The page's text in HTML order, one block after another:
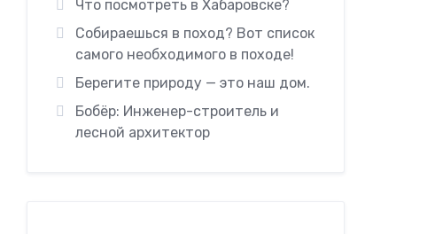
Что посмотреть в Хабаровске?
Собираешься в поход? Вот список
самого необходимого в походе!
Берегите природу — это наш дом.
Бобёр: Инженер-строитель и
лесной архитектор